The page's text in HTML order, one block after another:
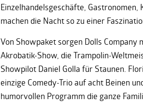
Einzelhandelsgeschäfte,
machen die Nacht so zu einer
Von Showpaket sorgen Dolls Company
Akrobatik-Show, die Trampolin-
Showpilot Daniel Golla für Staunen.
einzige Comedy-Trio auf acht Beinen
humorvollen Programm die ganze